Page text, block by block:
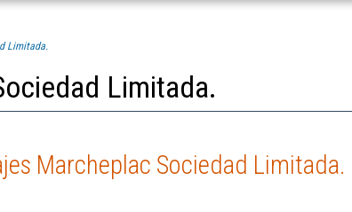
Limitada.
Limitada.
Marcheplac Sociedad Limitada.